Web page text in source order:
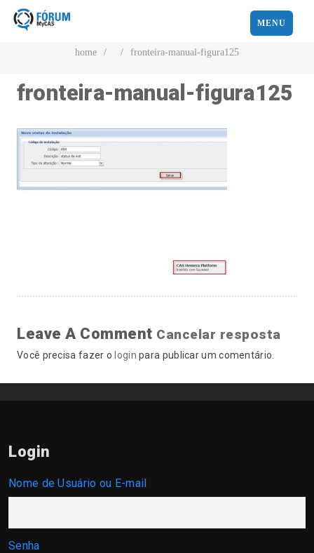
MENU
home / / fronteira-manual-figura125
fronteira-manual-figura125
Leave A Comment Cancelar resposta
Você precisa fazer o login para publicar um comentário.
Login
Nome de Usuário ou E-mail
Senha